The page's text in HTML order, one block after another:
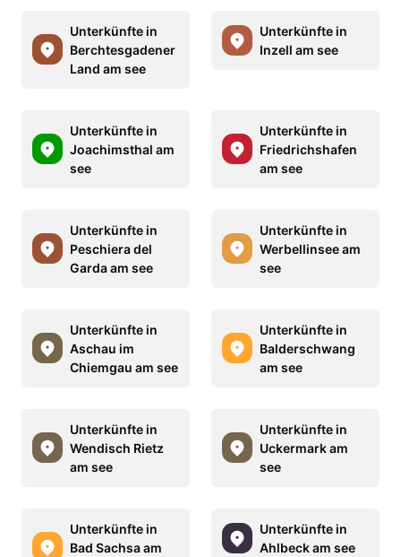
Unterkünfte in
Berchtesgadener
Land am see
Unterkünfte in
Inzell am see
Unterkünfte in
Joachimsthal am
see
Unterkünfte in
Friedrichshafen
am see
Unterkünfte in
Peschiera del
Garda am see
Unterkünfte in
Werbellinsee am
see
Unterkünfte in
Aschau im
Chiemgau am see
Unterkünfte in
Balderschwang
am see
Unterkünfte in
Wendisch Rietz
am see
Unterkünfte in
Uckermark am
see
Unterkünfte in
Bad Sachsa am
Unterkünfte in
Ahlbeck am see